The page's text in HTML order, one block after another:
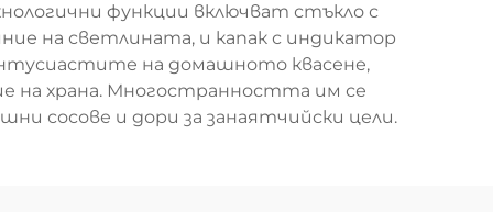
функции включват стъкло с
на светлината, и капак с индикатор
на домашното квасене,
на храна. Многостранността им се
сосове и дори за занаятчийски цели.